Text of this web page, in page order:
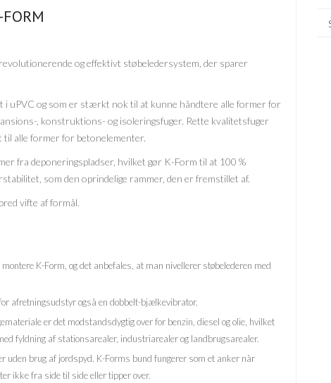
og effektivt støbeledersystem, der sparer
i uPVC og som er stærkt nok til at kunne håndtere alle former for
, konstruktions- og isoleringsfuger. Rette kvalitetsfuger
til alle former for betonelementer.
fra deponeringspladser, hvilket gør K-Form til at 100 %
som den oprindelige rammer, den er fremstillet af.
vifte af formål.
K-Form, og det anbefales, at man nivellerer støbelederen med
afretningsudstyr også en dobbelt-bjælkevibrator.
er det modstandsdygtig over for benzin, diesel og olie, hvilket
fyldning af stationsarealer, industriarealer og landbrugsarealer.
uden brug af jordspyd. K-Forms bund fungerer som et anker når
ikke fra side til side eller tipper over.